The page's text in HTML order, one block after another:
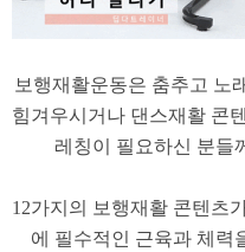
보행재활운동은 춤추고 노
힘겨우시거나 댄스재활 콘
레칭이 필요하신 분들
12가지의 보행재활 콘텐츠
에 필수적인 근육과 체력